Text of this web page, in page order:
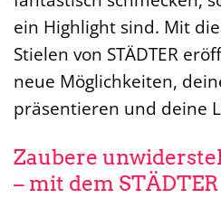
ein Highlight sind. Mit
Stielen von STÄDTER
neue Möglichkeiten,
präsentieren und deine
Zaubere
– mit dem